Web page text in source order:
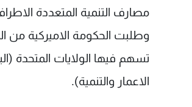
مصارف التنمية المتعددة
تسهم فيها الولايات المتحدة
الاعمار والتنمية).